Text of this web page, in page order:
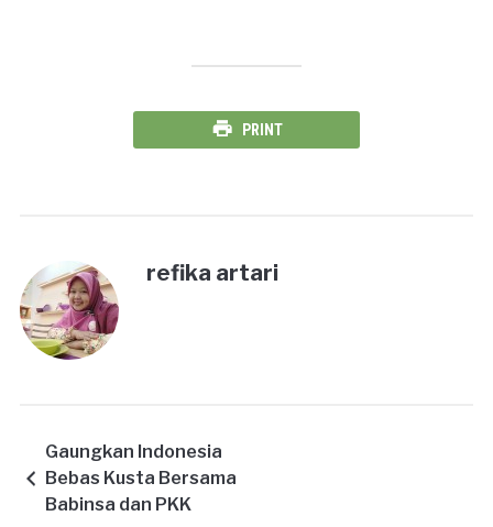
PRINT
refika artari
Gaungkan Indonesia
Bebas Kusta Bersama
Babinsa dan PKK